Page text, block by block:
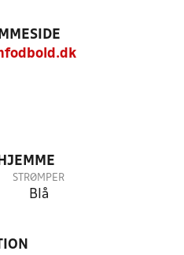
STRØMPER
Blå